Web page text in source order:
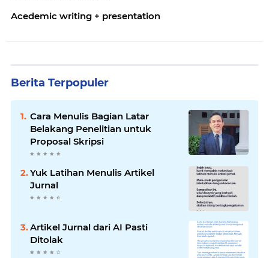
Acedemic writing + presentation
Berita Terpopuler
Cara Menulis Bagian Latar
Belakang Penelitian untuk
Proposal Skripsi
Yuk Latihan Menulis Artikel
Jurnal
Artikel Jurnal dari AI Pasti
Ditolak